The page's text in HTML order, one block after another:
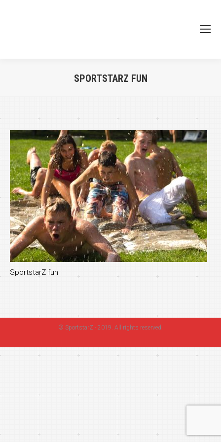
SPORTSTARZ FUN
SportstarZ fun
© SportstarZ - 2019. All rights reserved.